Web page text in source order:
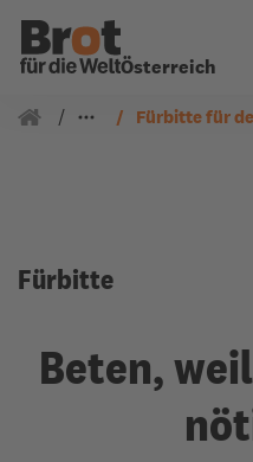
Österreich
Fürbitten
Fürbitte für
Fürbitte
Beten,